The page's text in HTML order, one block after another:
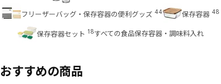
フリーザーバッグ・保存容器の便利グッズ 44 保存容器 48
保存容器セット 18すべての食品保存容器・調味料入れ
おすすめの商品